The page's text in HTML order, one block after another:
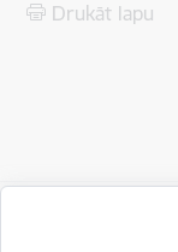
Drukāt lapu